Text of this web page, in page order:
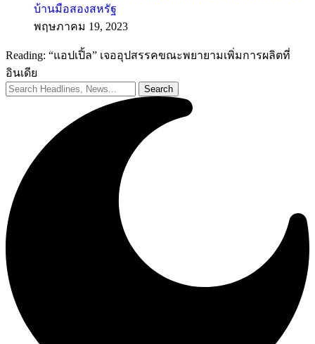
บ้านมือสองสหรัฐ
พฤษภาคม 19, 2023
Reading: “แอปเปิ้ล” เจออุปสรรคขณะพยายามเพิ่มการผลิตที่
อินเดีย